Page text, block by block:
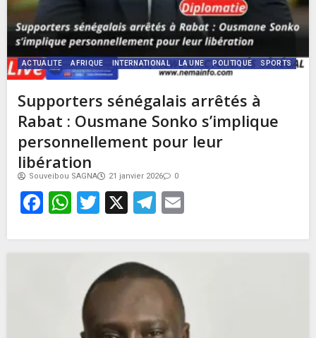
ACTUALITE AFRIQUE INTERNATIONAL LA UNE POLITIQUE SPORTS
Supporters sénégalais arrêtés à
Rabat : Ousmane Sonko s’implique
personnellement pour leur
libération
Souveibou SAGNA 21 janvier 2026 0
Facebook
WhatsApp
Twitter
X Telegram